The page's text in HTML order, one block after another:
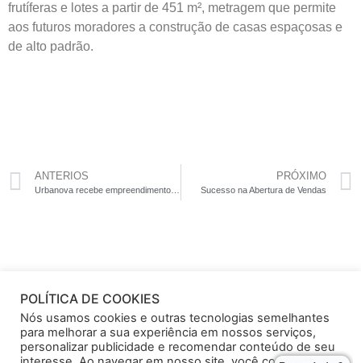
frutíferas e lotes a partir de 451 m², metragem que permite
aos futuros moradores a construção de casas espaçosas e
de alto padrão.
ANTERIOS
Urbanova recebe empreendimento único
PRÓXIMO
Sucesso na Abertura de Vendas
© 2024S.I América– Av. 9 de Julho, 339 – Salas 38 e 39 – Jardim Apolo –
POLÍTICA DE COOKIES
Nós usamos cookies e outras tecnologias semelhantes
para melhorar a sua experiência em nossos serviços,
personalizar publicidade e recomendar conteúdo de seu